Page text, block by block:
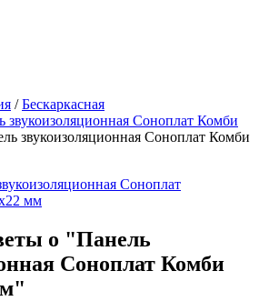
/Бескаркасная
звукоизоляционная Соноплат Комби
звукоизоляционная Соноплат Комби
о "Панель
Соноплат Комби
"